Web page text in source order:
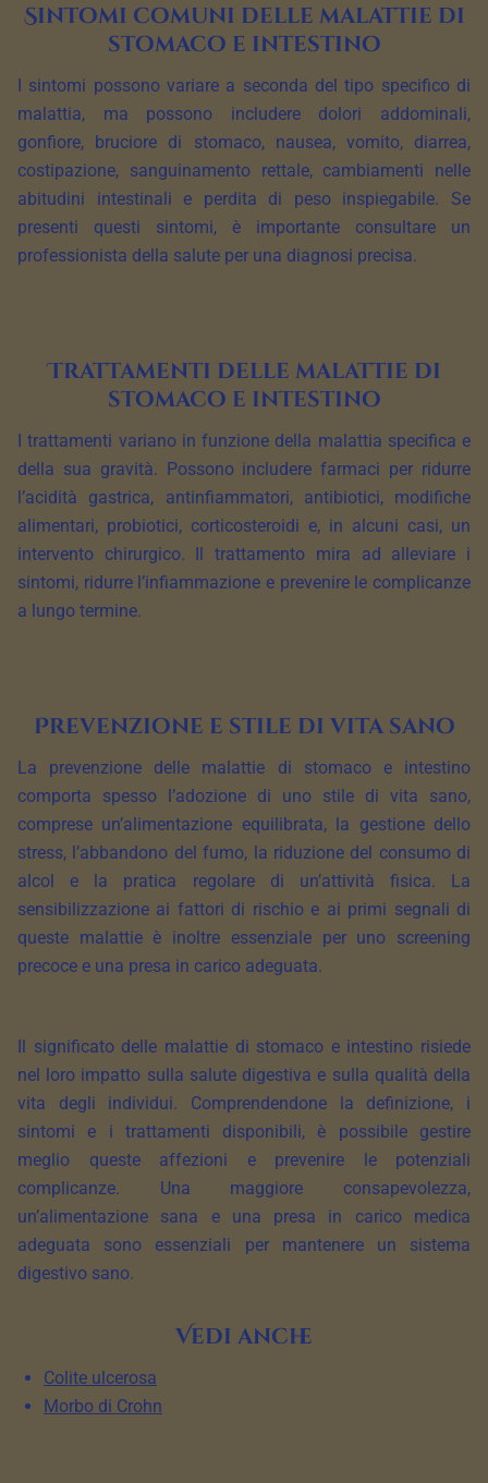
Sintomi comuni delle malattie di
stomaco e intestino
I sintomi possono variare a seconda del tipo specifico di
malattia, ma possono includere dolori addominali,
gonfiore, bruciore di stomaco, nausea, vomito, diarrea,
costipazione, sanguinamento rettale, cambiamenti nelle
abitudini intestinali e perdita di peso inspiegabile. Se
presenti questi sintomi, è importante consultare un
professionista della salute per una diagnosi precisa.
Trattamenti delle malattie di
stomaco e intestino
I trattamenti variano in funzione della malattia specifica e
della sua gravità. Possono includere farmaci per ridurre
l’acidità gastrica, antinfiammatori, antibiotici, modifiche
alimentari, probiotici, corticosteroidi e, in alcuni casi, un
intervento chirurgico. Il trattamento mira ad alleviare i
sintomi, ridurre l’infiammazione e prevenire le complicanze
a lungo termine.
Prevenzione e stile di vita sano
La prevenzione delle malattie di stomaco e intestino
comporta spesso l’adozione di uno stile di vita sano,
comprese un’alimentazione equilibrata, la gestione dello
stress, l’abbandono del fumo, la riduzione del consumo di
alcol e la pratica regolare di un’attività fisica. La
sensibilizzazione ai fattori di rischio e ai primi segnali di
queste malattie è inoltre essenziale per uno screening
precoce e una presa in carico adeguata.
Il significato delle malattie di stomaco e intestino risiede
nel loro impatto sulla salute digestiva e sulla qualità della
vita degli individui. Comprendendone la definizione, i
sintomi e i trattamenti disponibili, è possibile gestire
meglio queste affezioni e prevenire le potenziali
complicanze. Una maggiore consapevolezza,
un’alimentazione sana e una presa in carico medica
adeguata sono essenziali per mantenere un sistema
digestivo sano.
Vedi anche
Colite ulcerosa
Morbo di Crohn